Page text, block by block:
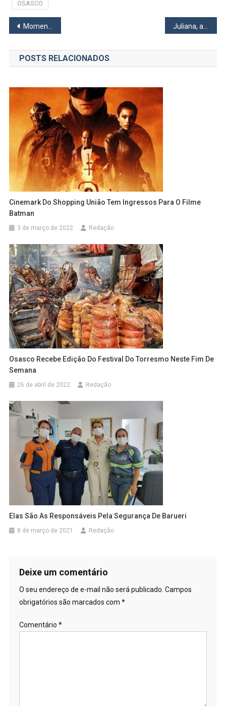
OSASCO
Navegação
de
Post
Momentos Televisivos
POSTS RELACIONADOS
Cinemark Do Shopping União Tem Ingressos Para O Filme
Batman
3 de março de 2022 Redação
Osasco Recebe Edição Do Festival Do Torresmo Neste Fim De
Semana
26 de abril de 2022 Redação
Elas São As Responsáveis Pela Segurança De Barueri
8 de março de 2021 Redação
Deixe um comentário
O seu endereço de e-mail não será publicado. Campos
obrigatórios são marcados com *
Comentário *